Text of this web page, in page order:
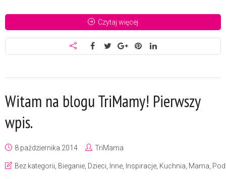
Czytaj więcej
Witam na blogu TriMamy! Pierwszy
wpis.
8 października 2014 TriMama
Bez kategorii Bieganie Dzieci Inne Inspiracje Kuchnia Mama